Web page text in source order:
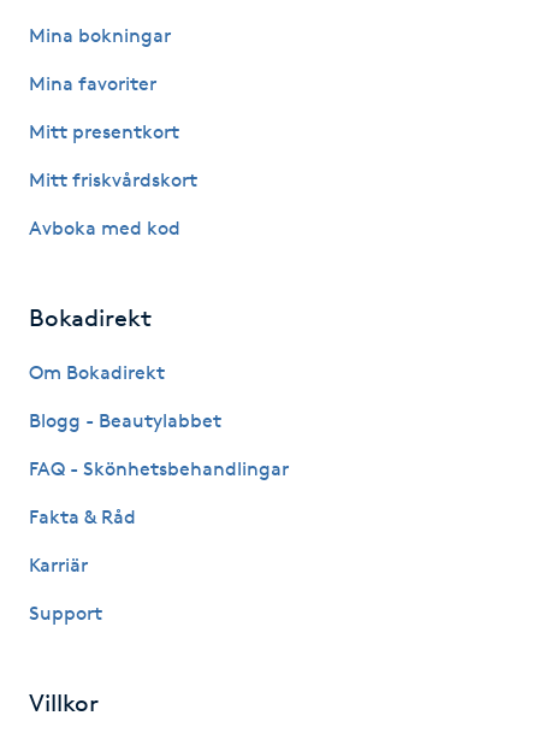
Hyaluronsyra
Hyperhidros
Hårborttagning
Hårförlängning
Hårvård
Hälsprickor
Mina bokningar
Mina favoriter
Mitt presentkort
Mitt friskvårdskort
Avboka med kod
Bokadirekt
Om Bokadirekt
Blogg - Beautylabbet
FAQ - Skönhetsbehandlingar
Fakta & Råd
Karriär
Support
Villkor